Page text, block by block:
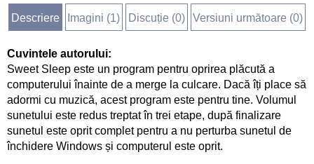
Descriere Imagini (1) Discuție (0) Versiuni următoare (0)
Cuvintele autorului:
Sweet Sleep este un program pentru oprirea plăcută a
computerului înainte de a merge la culcare. Dacă îți place să
adormi cu muzică, acest program este pentru tine. Volumul
sunetului este redus treptat în trei etape, după finalizare
sunetul este oprit complet pentru a nu perturba sunetul de
închidere Windows și computerul este oprit.